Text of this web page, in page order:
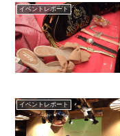
イベントレポート
イベントレポート